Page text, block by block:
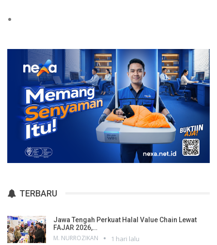
TERBARU
Jawa Tengah Perkuat Halal Value Chain Lewat
FAJAR 2026,…
M. NURROZIKAN 1 hari lalu